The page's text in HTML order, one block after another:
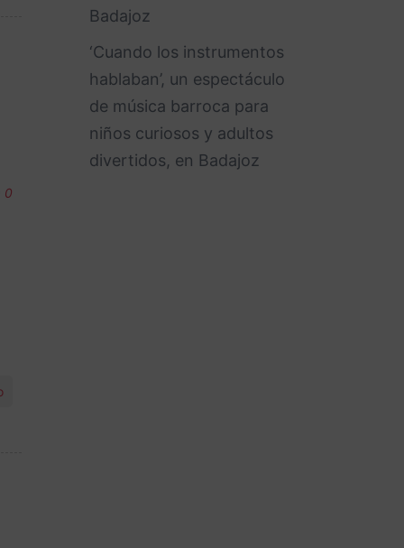
0
Badajoz
‘Cuando los instrumentos
hablaban’, un espectáculo
de música barroca para
niños curiosos y adultos
divertidos, en Badajoz